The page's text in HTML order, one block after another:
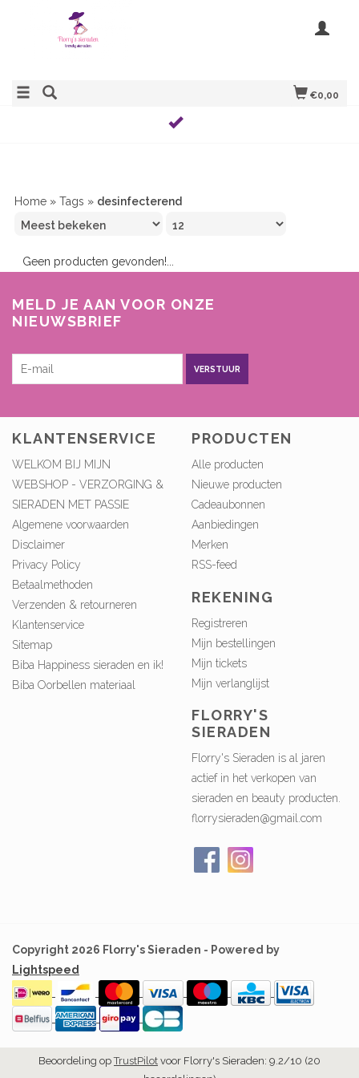
€0,00
Home » Tags » desinfecterend
Geen producten gevonden!...
MELD JE AAN VOOR ONZE
NIEUWSBRIEF
VERSTUUR
KLANTENSERVICE
WELKOM BIJ MIJN
WEBSHOP - VERZORGING &
SIERADEN MET PASSIE
Algemene voorwaarden
Disclaimer
Privacy Policy
Betaalmethoden
Verzenden & retourneren
Klantenservice
Sitemap
Biba Happiness sieraden en ik!
Biba Oorbellen materiaal
PRODUCTEN
Alle producten
Nieuwe producten
Cadeaubonnen
Aanbiedingen
Merken
RSS-feed
REKENING
Registreren
Mijn bestellingen
Mijn tickets
Mijn verlanglijst
FLORRY'S
SIERADEN
Florry's Sieraden is al jaren
actief in het verkopen van
sieraden en beauty producten.
florrysieraden@gmail.com
Copyright 2026 Florry's Sieraden - Powered by
Lightspeed
Beoordeling opTrustPilot voor Florry's Sieraden: 9.2/10 (20